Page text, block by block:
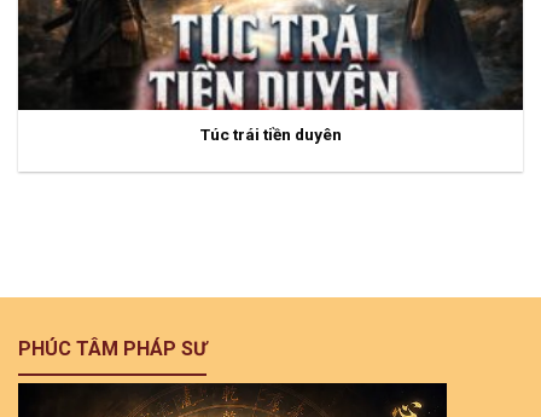
Túc trái tiền duyên
PHÚC TÂM PHÁP SƯ